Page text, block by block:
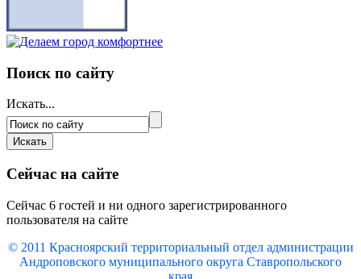
Поиск по сайту
Искать...
Сейчас на сайте
Сейчас 6 гостей и ни одного зарегистрированного
пользователя на сайте
© 2011 Красноярский территориальный отдел администрации
Андроповского муниципального округа Ставропольского
края